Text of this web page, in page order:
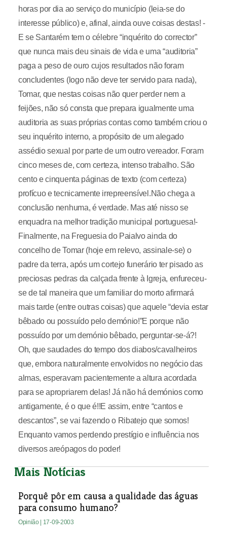
horas por dia ao serviço do município (leia-se do
interesse público) e, afinal, ainda ouve coisas destas! -
E se Santarém tem o célebre “inquérito do corrector”
que nunca mais deu sinais de vida e uma “auditoria”
paga a peso de ouro cujos resultados não foram
concludentes (logo não deve ter servido para nada),
Tomar, que nestas coisas não quer perder nem a
feijões, não só consta que prepara igualmente uma
auditoria as suas próprias contas como também criou o
seu inquérito interno, a propósito de um alegado
assédio sexual por parte de um outro vereador. Foram
cinco meses de, com certeza, intenso trabalho. São
cento e cinquenta páginas de texto (com certeza)
profícuo e tecnicamente irrepreensível.Não chega a
conclusão nenhuma, é verdade. Mas até nisso se
enquadra na melhor tradição municipal portuguesa!-
Finalmente, na Freguesia do Paialvo ainda do
concelho de Tomar (hoje em relevo, assinale-se) o
padre da terra, após um cortejo funerário ter pisado as
preciosas pedras da calçada frente à Igreja, enfureceu-
se de tal maneira que um familiar do morto afirmará
mais tarde (entre outras coisas) que aquele “devia estar
bêbado ou possuído pelo demónio!”E porque não
possuído por um demónio bêbado, perguntar-se-á?!
Oh, que saudades do tempo dos diabos/cavalheiros
que, embora naturalmente envolvidos no negócio das
almas, esperavam pacientemente a altura acordada
para se apropriarem delas! Já não há demónios como
antigamente, é o que é!!E assim, entre “cantos e
descantos”, se vai fazendo o Ribatejo que somos!
Enquanto vamos perdendo prestígio e influência nos
diversos areópagos do poder!
Mais Notícias
Porquê pôr em causa a qualidade das águas
para consumo humano?
Opinião | 17-09-2003